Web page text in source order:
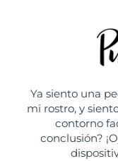
Ya siento una
mi rostro, y
contorno
conclusión?